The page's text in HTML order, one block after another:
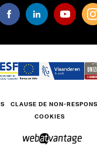
CLAUSE DE NON-
COOKIES